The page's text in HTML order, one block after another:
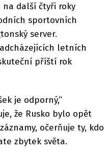
na další čtyři roky
sportovních
server.
letních
příští rok
je odporný,“
že Rusko bylo opět
očerňuje ty, kdo
zbytek světa.